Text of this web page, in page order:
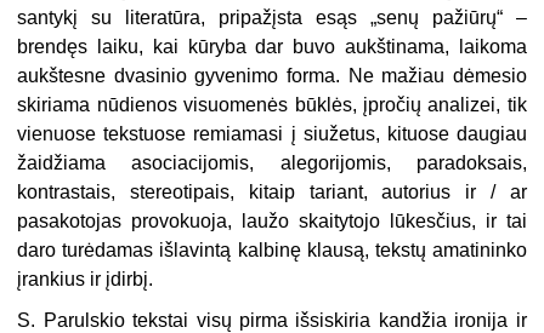
santykį su literatūra, pripažįsta esąs „senų pažiūrų“ –
brendęs laiku, kai kūryba dar buvo aukštinama, laikoma
aukštesne dvasinio gyvenimo forma. Ne mažiau dėmesio
skiriama nūdienos visuomenės būklės, įpročių analizei, tik
vienuose tekstuose remiamasi į siužetus, kituose daugiau
žaidžiama asociacijomis, alegorijomis, paradoksais,
kontrastais, stereotipais, kitaip tariant, autorius ir / ar
pasakotojas provokuoja, laužo skaitytojo lūkesčius, ir tai
daro turėdamas išlavintą kalbinę klausą, tekstų amatininko
įrankius ir įdirbį.
S. Parulskio tekstai visų pirma išsiskiria kandžia ironija ir